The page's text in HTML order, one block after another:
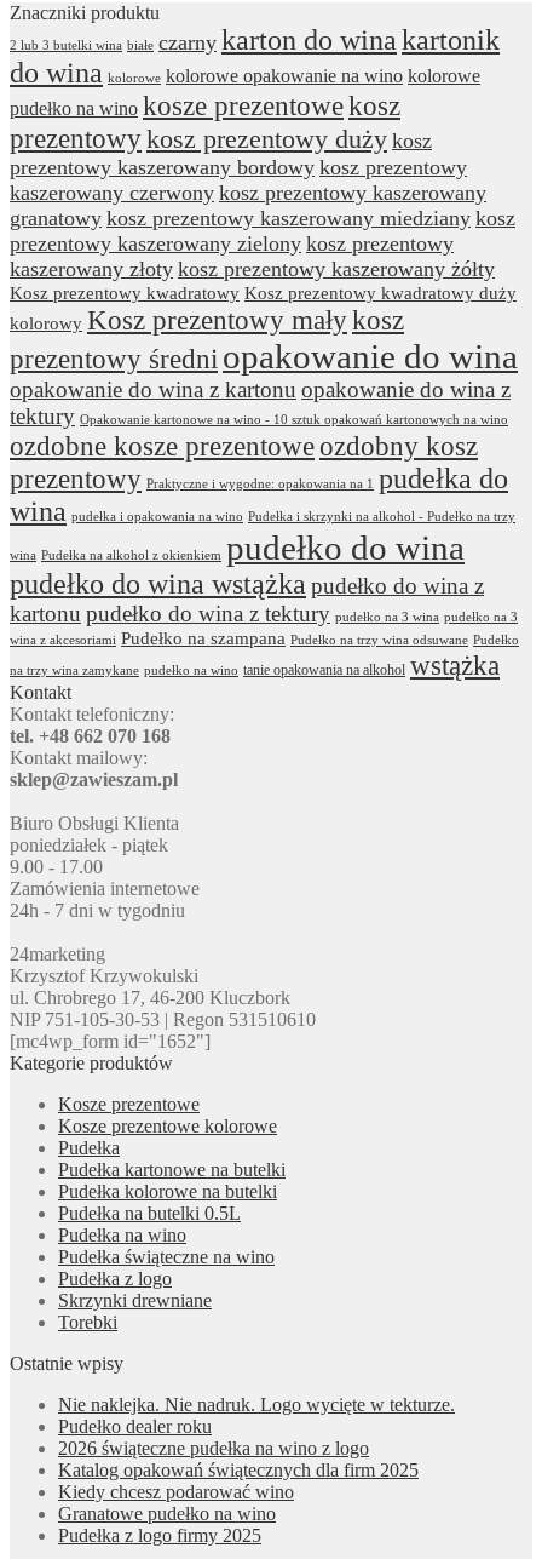
Znaczniki produktu
2 lub 3 butelki wina białe czarny karton do wina kartonik
do wina kolorowe kolorowe opakowanie na wino kolorowe
pudełko na wino kosze prezentowekosz
prezentowykosz prezentowy duży kosz
prezentowy kaszerowany bordowy kosz prezentowy
kaszerowany czerwony kosz prezentowy kaszerowany
granatowy kosz prezentowy kaszerowany miedziany kosz
prezentowy kaszerowany zielony kosz prezentowy
kaszerowany złoty kosz prezentowy kaszerowany żółty
Kosz prezentowy kwadratowy Kosz prezentowy kwadratowy duży
kolorowy Kosz prezentowy małykosz
prezentowy średni opakowanie do wina
opakowanie do wina z kartonu opakowanie do wina z
tektury Opakowanie kartonowe na wino - 10 sztuk opakowań kartonowych na wino
ozdobne kosze prezentoweozdobny kosz
prezentowy Praktyczne i wygodne: opakowania na 1
pudełka do
wina pudełka i opakowania na wino Pudełka i skrzynki na alkohol - Pudełko na trzy
wina Pudełka na alkohol z okienkiem pudełko do wina
pudełko do wina wstążka pudełko do wina z
kartonu pudełko do wina z tektury pudełko na 3 wina pudełko na 3
wina z akcesoriami Pudełko na szampana Pudełko na trzy wina odsuwane Pudełko
na trzy wina zamykane pudełko na wino tanie opakowania na alkohol wstążka
Kontakt
Kontakt telefoniczny:
tel. +48 662 070 168
Kontakt mailowy:
sklep@zawieszam.pl
Biuro Obsługi Klienta
poniedziałek - piątek
9.00 - 17.00
Zamówienia internetowe
24h - 7 dni w tygodniu
24marketing
Krzysztof Krzywokulski
ul. Chrobrego 17, 46-200 Kluczbork
NIP 751-105-30-53 | Regon 531510610
[mc4wp_form id="1652"]
Kategorie produktów
Kosze prezentowe
Kosze prezentowe kolorowe
Pudełka
Pudełka kartonowe na butelki
Pudełka kolorowe na butelki
Pudełka na butelki 0.5L
Pudełka na wino
Pudełka świąteczne na wino
Pudełka z logo
Skrzynki drewniane
Torebki
Ostatnie wpisy
Nie naklejka. Nie nadruk. Logo wycięte w tekturze.
Pudełko dealer roku
2026 świąteczne pudełka na wino z logo
Katalog opakowań świątecznych dla firm 2025
Kiedy chcesz podarować wino
Granatowe pudełko na wino
Pudełka z logo firmy 2025